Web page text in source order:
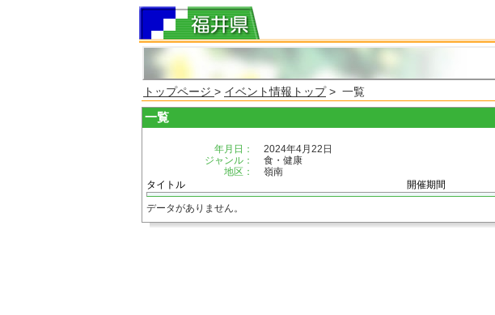
トップページ > イベント情報トップ> 一覧
一覧
年月日：
2024年4月22日
ジャンル：
食・健康
地区：
嶺南
タイトル
開催期間
データがありません。